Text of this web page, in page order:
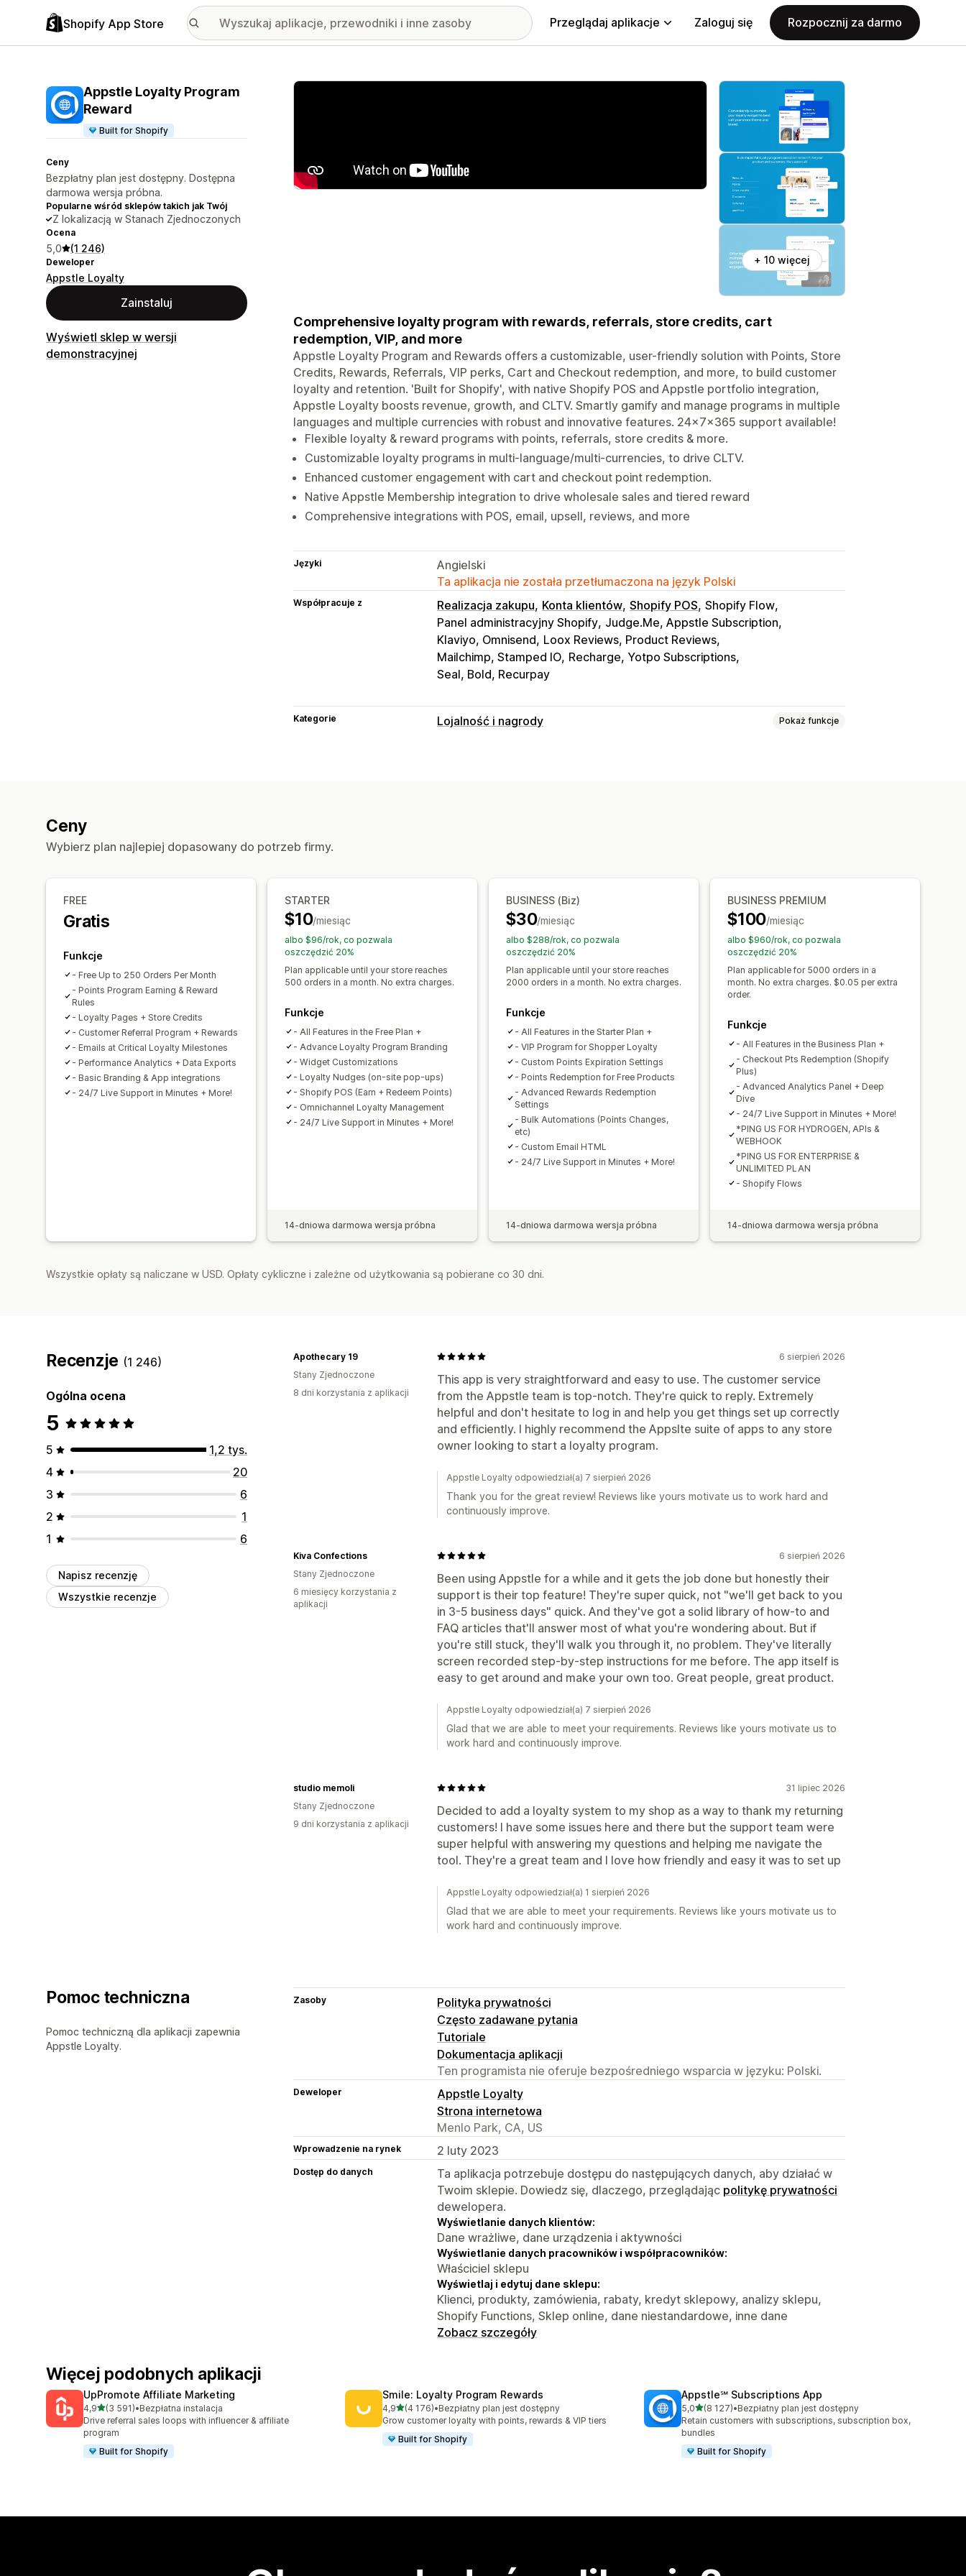
Shopify App Store Przeglądaj aplikacje Zaloguj się Rozpocznij za darmo
Appstle Loyalty Program
Reward
Built for Shopify
Ceny
Bezpłatny plan jest dostępny. Dostępna
darmowa wersja próbna.
Popularne wśród sklepów takich jak Twój
Z lokalizacją w Stanach Zjednoczonych
Ocena
5,0 (1 246)
Deweloper
Appstle Loyalty
Zainstaluj
Wyświetl sklep w wersji
demonstracyjnej
Wyróżnione obrazy w galerii
+ 10 więcej
Comprehensive loyalty program with rewards, referrals, store credits, cart
redemption, VIP, and more
Appstle Loyalty Program and Rewards offers a customizable, user-friendly solution with Points, Store
Credits, Rewards, Referrals, VIP perks, Cart and Checkout redemption, and more, to build customer
loyalty and retention. 'Built for Shopify', with native Shopify POS and Appstle portfolio integration,
Appstle Loyalty boosts revenue, growth, and CLTV. Smartly gamify and manage programs in multiple
languages and multiple currencies with robust and innovative features. 24×7x365 support available!
Flexible loyalty & reward programs with points, referrals, store credits & more.
Customizable loyalty programs in multi-language/multi-currencies, to drive CLTV.
Enhanced customer engagement with cart and checkout point redemption.
Native Appstle Membership integration to drive wholesale sales and tiered reward
Comprehensive integrations with POS, email, upsell, reviews, and more
Języki
Angielski
Ta aplikacja nie została przetłumaczona na język Polski
Współpracuje z Realizacja zakupu Konta klientów Shopify POS Shopify Flow
Panel administracyjny Shopify Judge.Me, Appstle Subscription
Klaviyo, Omnisend Loox Reviews, Product Reviews
Mailchimp, Stamped IO Recharge, Yotpo Subscriptions
Seal, Bold, Recurpay
Kategorie Lojalność i nagrody Pokaż funkcje
Niestandardowe nagrody
Ceny
Wybierz plan najlepiej dopasowany do potrzeb firmy.
FREE
Gratis
Funkcje
- Free Up to 250 Orders Per Month
- Points Program Earning & Reward
Rules
- Loyalty Pages + Store Credits
- Customer Referral Program + Rewards
- Emails at Critical Loyalty Milestones
- Performance Analytics + Data Exports
- Basic Branding & App integrations
- 24/7 Live Support in Minutes + More!
STARTER
$10/miesiąc
albo $96/rok, co pozwala
oszczędzić 20%
Plan applicable until your store reaches
500 orders in a month. No extra charges.
Funkcje
- All Features in the Free Plan +
- Advance Loyalty Program Branding
- Widget Customizations
- Loyalty Nudges (on-site pop-ups)
- Shopify POS (Earn + Redeem Points)
- Omnichannel Loyalty Management
- 24/7 Live Support in Minutes + More!
14-dniowa darmowa wersja próbna
BUSINESS (Biz)
$30/miesiąc
albo $288/rok, co pozwala
oszczędzić 20%
Plan applicable until your store reaches
2000 orders in a month. No extra charges.
Funkcje
- All Features in the Starter Plan +
- VIP Program for Shopper Loyalty
- Custom Points Expiration Settings
- Points Redemption for Free Products
- Advanced Rewards Redemption
Settings
- Bulk Automations (Points Changes,
etc)
- Custom Email HTML
- 24/7 Live Support in Minutes + More!
14-dniowa darmowa wersja próbna
BUSINESS PREMIUM
$100/miesiąc
albo $960/rok, co pozwala
oszczędzić 20%
Plan applicable for 5000 orders in a
month. No extra charges. $0.05 per extra
order.
Funkcje
- All Features in the Business Plan +
- Checkout Pts Redemption (Shopify
Plus)
- Advanced Analytics Panel + Deep
Dive
- 24/7 Live Support in Minutes + More!
*PING US FOR HYDROGEN, APIs &
WEBHOOK
*PING US FOR ENTERPRISE &
UNLIMITED PLAN
- Shopify Flows
14-dniowa darmowa wersja próbna
Wszystkie opłaty są naliczane w USD. Opłaty cykliczne i zależne od użytkowania są pobierane co 30 dni.
Recenzje (1 246)
Ogólna ocena
5
5
1,2 tys.
4
20
3
6
2
1
1
6
Napisz recenzję
Wszystkie recenzje
6 sierpień 2026
This app is very straightforward and easy to use. The customer service
from the Appstle team is top-notch. They're quick to reply. Extremely
helpful and don't hesitate to log in and help you get things set up correctly
and efficiently. I highly recommend the Appslte suite of apps to any store
owner looking to start a loyalty program.
Apothecary 19
Stany Zjednoczone
8 dni korzystania z aplikacji
Appstle Loyalty odpowiedział(a) 7 sierpień 2026
Thank you for the great review! Reviews like yours motivate us to work hard and
continuously improve.
6 sierpień 2026
Been using Appstle for a while and it gets the job done but honestly their
support is their top feature! They're super quick, not "we'll get back to you
in 3-5 business days" quick. And they've got a solid library of how-to and
FAQ articles that'll answer most of what you're wondering about. But if
you're still stuck, they'll walk you through it, no problem. They've literally
screen recorded step-by-step instructions for me before. The app itself is
easy to get around and make your own too. Great people, great product.
Kiva Confections
Stany Zjednoczone
6 miesięcy korzystania z
aplikacji
Appstle Loyalty odpowiedział(a) 7 sierpień 2026
Glad that we are able to meet your requirements. Reviews like yours motivate us to
work hard and continuously improve.
31 lipiec 2026
Decided to add a loyalty system to my shop as a way to thank my returning
customers! I have some issues here and there but the support team were
super helpful with answering my questions and helping me navigate the
tool. They're a great team and I love how friendly and easy it was to set up
studio memoli
Stany Zjednoczone
9 dni korzystania z aplikacji
Appstle Loyalty odpowiedział(a) 1 sierpień 2026
Glad that we are able to meet your requirements. Reviews like yours motivate us to
work hard and continuously improve.
Pomoc techniczna
Pomoc techniczną dla aplikacji zapewnia
Appstle Loyalty.
Zasoby
Polityka prywatności
Często zadawane pytania
Tutoriale
Dokumentacja aplikacji
Ten programista nie oferuje bezpośredniego wsparcia w języku: Polski.
Deweloper
Appstle Loyalty
Strona internetowa
Menlo Park, CA, US
Wprowadzenie na rynek 2 luty 2023
Dostęp do danych
Ta aplikacja potrzebuje dostępu do następujących danych, aby działać w
Twoim sklepie. Dowiedz się, dlaczego, przeglądając politykę prywatności
dewelopera.
Wyświetlanie danych klientów:
Dane wrażliwe, dane urządzenia i aktywności
Wyświetlanie danych pracowników i współpracowników:
Właściciel sklepu
Wyświetlaj i edytuj dane sklepu:
Klienci, produkty, zamówienia, rabaty, kredyt sklepowy, analizy sklepu,
Shopify Functions, Sklep online, dane niestandardowe, inne dane
Zobacz szczegóły
Więcej podobnych aplikacji
UpPromote Affiliate Marketing
4,9na 5 gwiazdek
(3 591)
Łączna liczba recenzji: 3591
•Bezpłatna instalacja
Drive referral sales loops with influencer & affiliate
program
Built for Shopify
Smile: Loyalty Program Rewards
4,9na 5 gwiazdek
(4 176)
Łączna liczba recenzji: 4176
•Bezpłatny plan jest dostępny
Grow customer loyalty with points, rewards & VIP tiers
Built for Shopify
Appstle℠ Subscriptions App
5,0na 5 gwiazdek
(8 127)
Łączna liczba recenzji: 8127
•Bezpłatny plan jest dostępny
Retain customers with subscriptions, subscription box,
bundles
Built for Shopify